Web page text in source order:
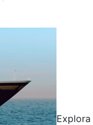
Explora